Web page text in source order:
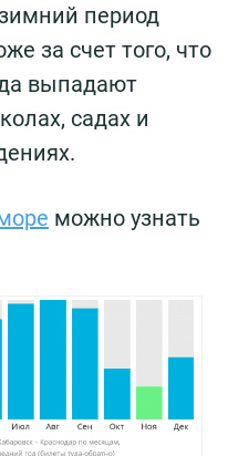
период
за счет того, что
выпадают
садах и
можно узнать